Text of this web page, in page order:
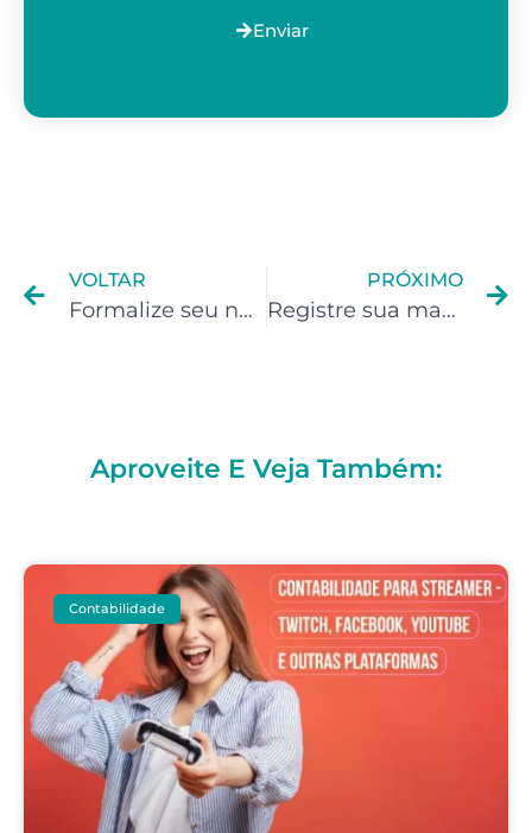
Enviar
VOLTAR
Formalize seu negócio como Criador do Youtube
PRÓXIMO
Registre sua marca como Influencer
Aproveite E Veja Também:
Contabilidade